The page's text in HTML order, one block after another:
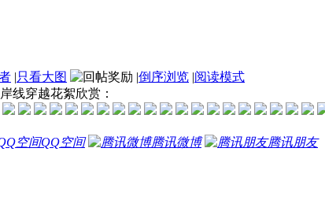
|只看大图 |倒序浏览 |阅读模式
线穿越花絮欣赏：
QQ空间 腾讯微博
腾讯朋友